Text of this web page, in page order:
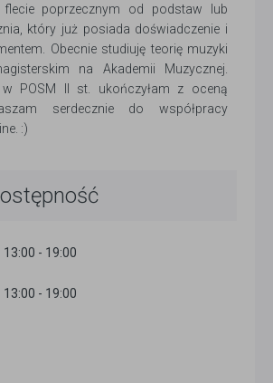
poprzecznym od podstaw lub
który już posiada doświadczenie i
Obecnie studiuję teorię muzyki
na Akademii Muzycznej.
POSM II st. ukończyłam z oceną
serdecznie do współpracy
:)
13:00 - 19:00
13:00 - 19:00